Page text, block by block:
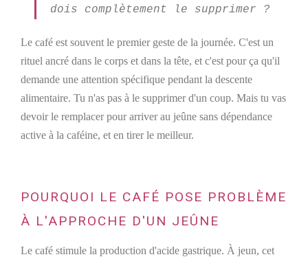
dois complètement le supprimer ?
Le café est souvent le premier geste de la journée. C'est un
rituel ancré dans le corps et dans la tête, et c'est pour ça qu'il
demande une attention spécifique pendant la descente
alimentaire. Tu n'as pas à le supprimer d'un coup. Mais tu vas
devoir le remplacer pour arriver au jeûne sans dépendance
active à la caféine, et en tirer le meilleur.
POURQUOI LE CAFÉ POSE PROBLÈME
À L'APPROCHE D'UN JEÛNE
Le café stimule la production d'acide gastrique. À jeun, cet